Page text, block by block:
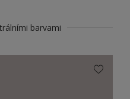
barvami